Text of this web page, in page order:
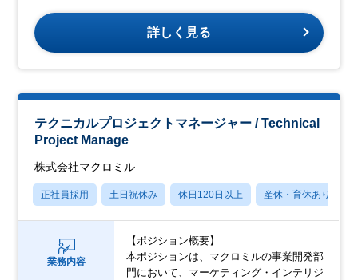
詳しく見る
テクニカルプロジェクトマネージャー / Technical
Project Manage
株式会社マクロミル
正社員採用 土日祝休み 休日120日以上 産休・育休あり
業務内容
【ポジション概要】
本ポジションは、マクロミルの事業開発部
門において、マーケティング・インテリジ